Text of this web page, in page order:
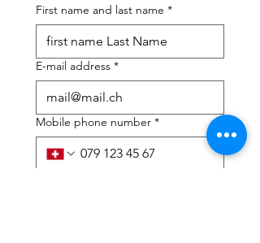
First name and last name *
E-mail address *
Mobile phone number *